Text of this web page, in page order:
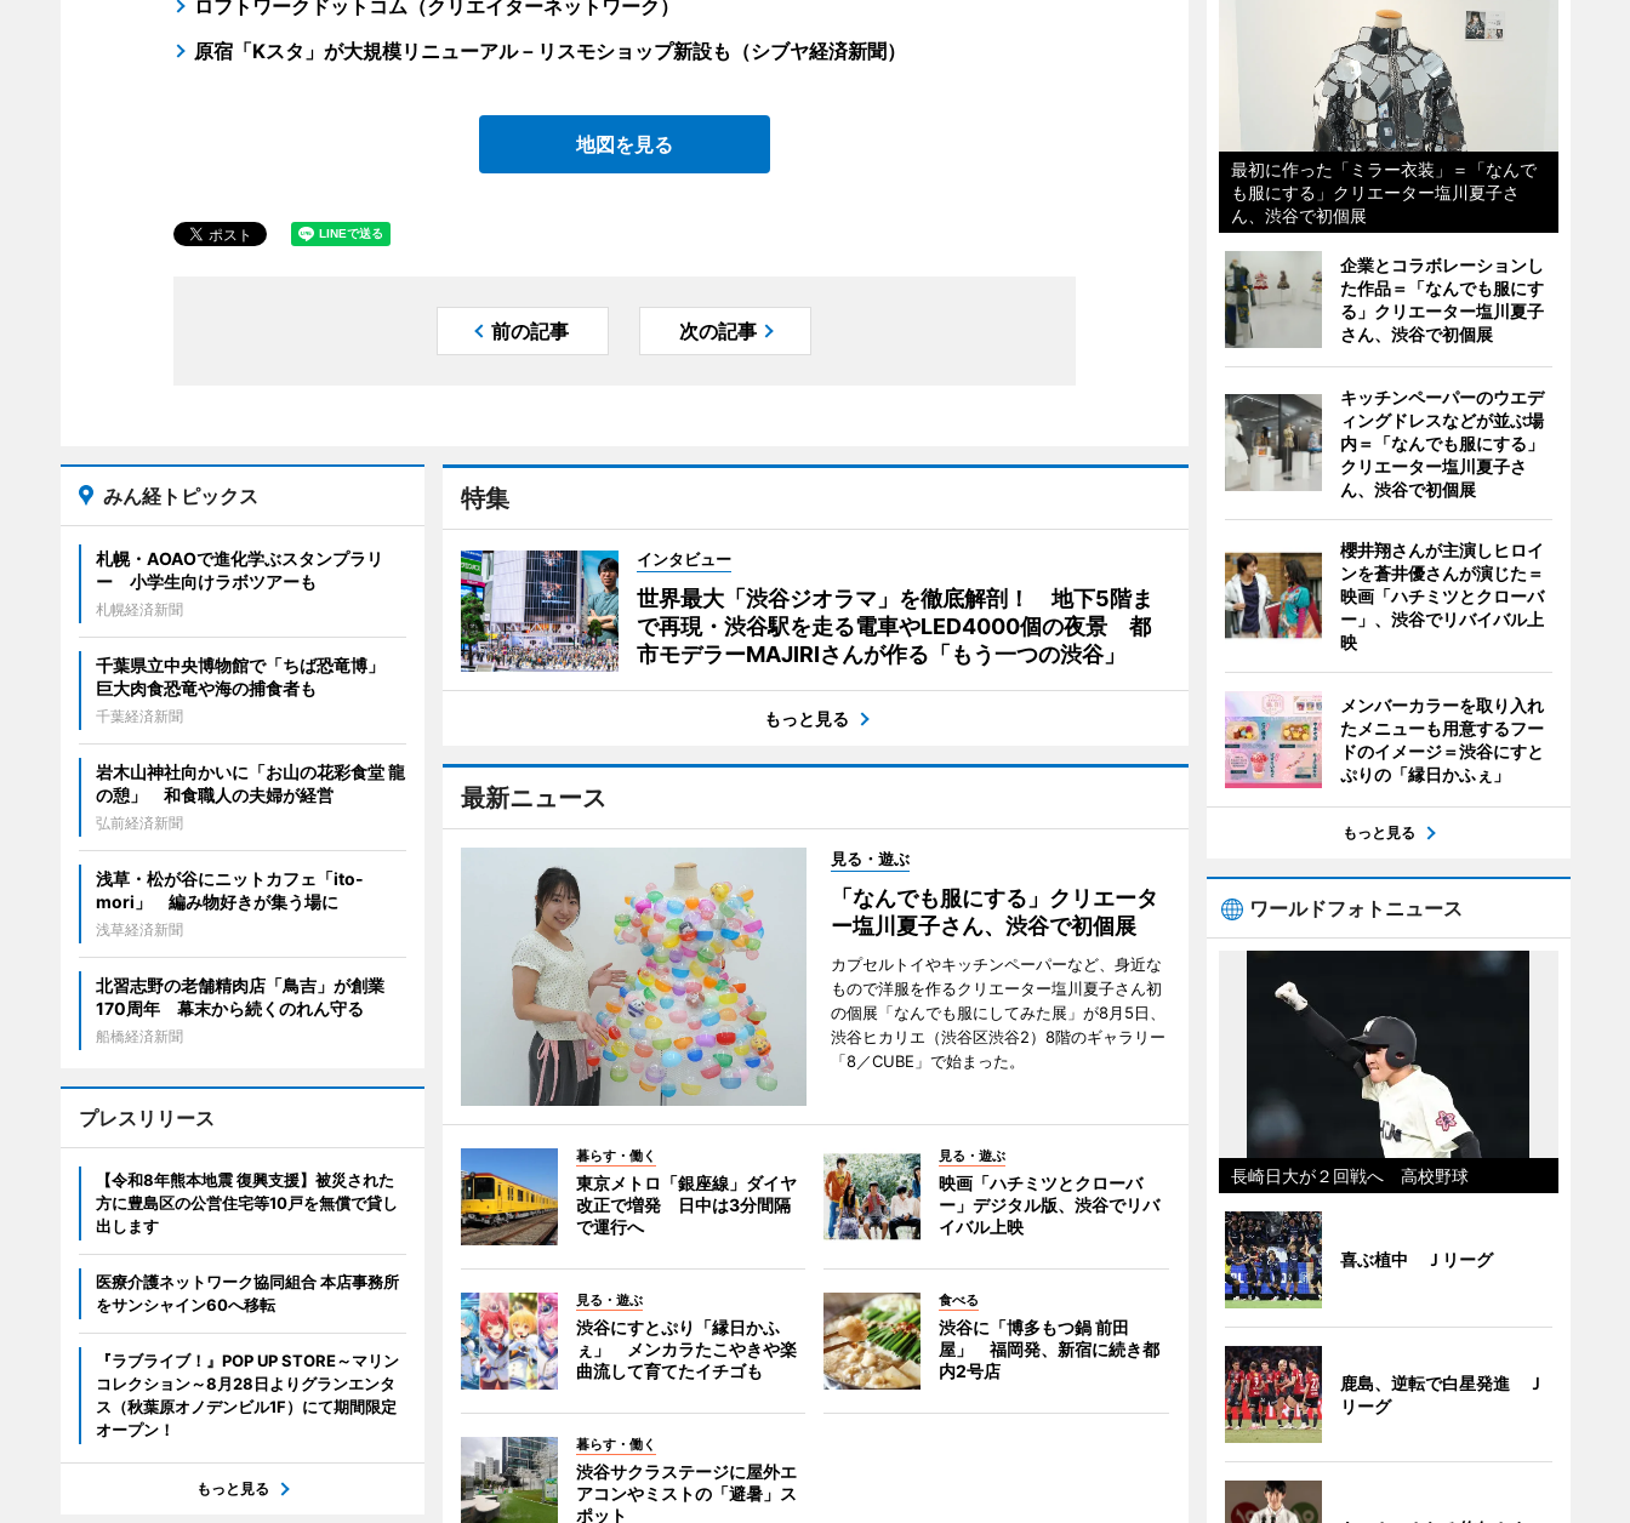
ロフトワークドットコム（クリエイターネットワーク）
原宿「Kスタ」が大規模リニューアル－リスモショップ新設も（シブヤ経済新聞）
地図を見る
前の記事 次の記事
特集
インタビュー
世界最大「渋谷ジオラマ」を徹底解剖！ 地下5階ま
で再現・渋谷駅を走る電車やLED4000個の夜景 都
市モデラーMAJIRIさんが作る「もう一つの渋谷」
もっと見る
最新ニュース
見る・遊ぶ
「なんでも服にする」クリエータ
ー塩川夏子さん、渋谷で初個展
カプセルトイやキッチンペーパーなど、身近な
もので洋服を作るクリエーター塩川夏子さん初
の個展「なんでも服にしてみた展」が8月5日、
渋谷ヒカリエ（渋谷区渋谷2）8階のギャラリー
「8／CUBE」で始まった。
暮らす・働く
東京メトロ「銀座線」ダイヤ
改正で増発 日中は3分間隔
で運行へ
見る・遊ぶ
映画「ハチミツとクローバ
ー」デジタル版、渋谷でリバ
イバル上映
見る・遊ぶ
渋谷にすとぷり「縁日かふ
ぇ」 メンカラたこやきや楽
曲流して育てたイチゴも
食べる
渋谷に「博多もつ鍋 前田
屋」 福岡発、新宿に続き都
内2号店
暮らす・働く
渋谷サクラステージに屋外エ
アコンやミストの「避暑」ス
ポット
みん経トピックス
札幌・AOAOで進化学ぶスタンプラリ
ー 小学生向けラボツアーも
札幌経済新聞
千葉県立中央博物館で「ちば恐竜博」
巨大肉食恐竜や海の捕食者も
千葉経済新聞
岩木山神社向かいに「お山の花彩食堂 龍
の憩」 和食職人の夫婦が経営
弘前経済新聞
浅草・松が谷にニットカフェ「ito-
mori」 編み物好きが集う場に
浅草経済新聞
北習志野の老舗精肉店「鳥吉」が創業
170周年 幕末から続くのれん守る
船橋経済新聞
プレスリリース
【令和8年熊本地震 復興支援】被災された
方に豊島区の公営住宅等10戸を無償で貸し
出します
医療介護ネットワーク協同組合 本店事務所
をサンシャイン60へ移転
『ラブライブ！』POP UP STORE～マリン
コレクション～8月28日よりグランエンタ
ス（秋葉原オノデンビル1F）にて期間限定
オープン！
もっと見る
最初に作った「ミラー衣装」＝「なんで
も服にする」クリエーター塩川夏子さ
ん、渋谷で初個展
企業とコラボレーションし
た作品＝「なんでも服にす
る」クリエーター塩川夏子
さん、渋谷で初個展
キッチンペーパーのウエデ
ィングドレスなどが並ぶ場
内＝「なんでも服にする」
クリエーター塩川夏子さ
ん、渋谷で初個展
櫻井翔さんが主演しヒロイ
ンを蒼井優さんが演じた＝
映画「ハチミツとクローバ
ー」、渋谷でリバイバル上
映
メンバーカラーを取り入れ
たメニューも用意するフー
ドのイメージ＝渋谷にすと
ぷりの「縁日かふぇ」
もっと見る
ワールドフォトニュース
長崎日大が２回戦へ 高校野球
喜ぶ植中 Ｊリーグ
鹿島、逆転で白星発進 Ｊ
リーグ